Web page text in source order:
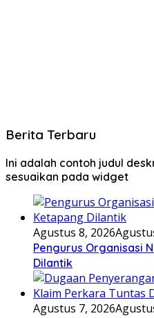
Berita Terbaru
Ini adalah contoh judul
sesuaikan pada widget
Agustus 8, 2026
Pengurus Organisasi
Dilantik
Agustus 7, 2026